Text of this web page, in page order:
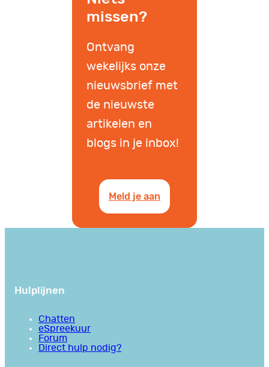
missen?
Ontvang
wekelijks onze
nieuwsbrief met
de nieuwste
artikelen en
blogs in je inbox!
Meld je aan
Hulplijnen
Chatten
eSpreekuur
Forum
Direct hulp nodig?